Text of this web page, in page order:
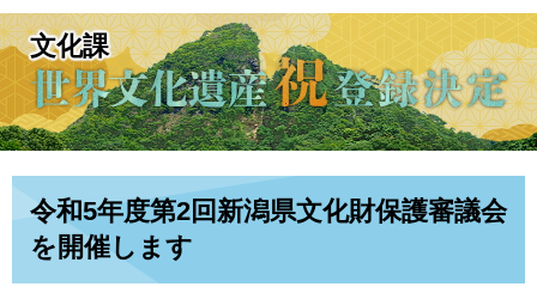
で
す。
ば
し
へ
文化課
令和5年度第2回新潟県文化財保護審議会
を開催します